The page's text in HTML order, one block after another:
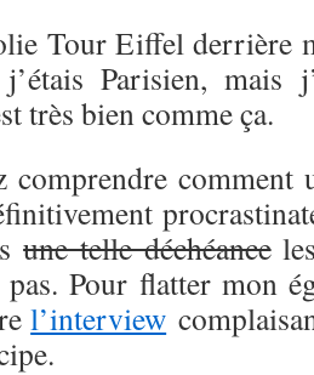
Tour Eiffel derrière
Parisien, mais
très bien comme ça.
comprendre comment
une telle déchéance
Pour flatter mon
l’interview